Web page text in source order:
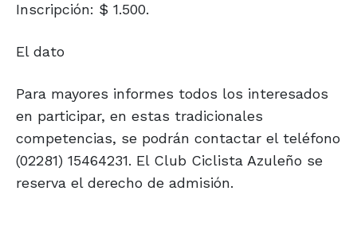
Inscripción: $ 1.500.
El dato
Para mayores informes todos los interesados
en participar, en estas tradicionales
competencias, se podrán contactar el teléfono
(02281) 15464231. El Club Ciclista Azuleño se
reserva el derecho de admisión.